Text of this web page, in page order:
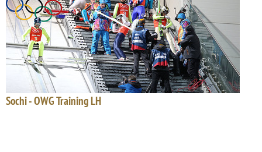
Sochi - OWG Training LH